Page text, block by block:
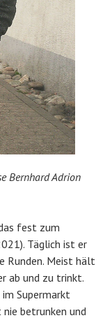
Bernhard Adrion
fest zum
Täglich ist er
Runden. Meist hält
ab und zu trinkt.
Supermarkt
betrunken und